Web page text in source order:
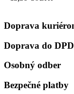
stránke
Doprava
Doprava do
Osobný odber
Bezpečné platby